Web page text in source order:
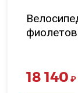
18 140 ₽